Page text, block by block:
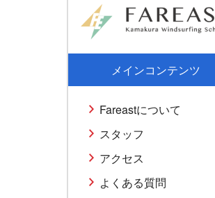
メインコンテンツ
Fareastについて
スタッフ
アクセス
よくある質問